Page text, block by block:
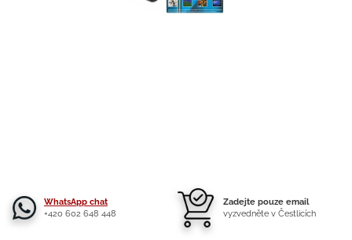
WhatsApp chat
+420 602 648 448
Zadejte pouze email
vyzvedněte v Čestlicích